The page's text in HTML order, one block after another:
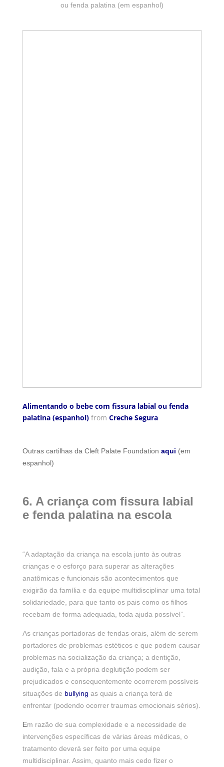
ou fenda palatina (em espanhol)
Alimentando o bebe com fissura labial ou fenda
palatina (espanhol) from Creche Segura
Outras cartilhas da Cleft Palate Foundation aqui (em
espanhol)
6. A criança com fissura labial
e fenda palatina na escola
“A adaptação da criança na escola junto às outras
crianças e o esforço para superar as alterações
anatômicas e funcionais são acontecimentos que
exigirão da família e da equipe multidisciplinar uma total
solidariedade, para que tanto os pais como os filhos
recebam de forma adequada, toda ajuda possível”.
As crianças portadoras de fendas orais, além de serem
portadores de problemas estéticos e que podem causar
problemas na socialização da criança; a dentição,
audição, fala e a própria deglutição podem ser
prejudicados e consequentemente ocorrerem possíveis
situações de bullying as quais a criança terá de
enfrentar (podendo ocorrer traumas emocionais sérios).
Em razão de sua complexidade e a necessidade de
intervenções específicas de várias áreas médicas, o
tratamento deverá ser feito por uma equipe
multidisciplinar. Assim, quanto mais cedo fizer o